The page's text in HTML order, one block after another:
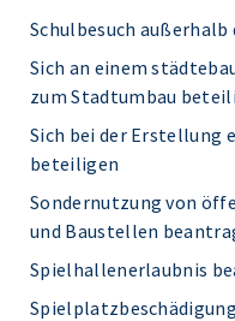
Schulbesuch
Sich an einem
zum Stadtumbau
Sich bei der Erstellung
beteiligen
Sondernutzung von
und Baustellen
Spielhallenerlaubnis